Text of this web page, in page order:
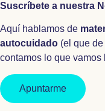
Suscríbete a nuestra
Aquí hablamos de
autocuidado (el que
contamos lo que vamos
Apuntarme